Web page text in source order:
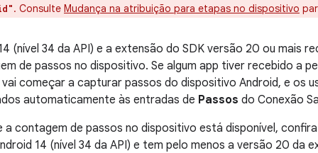
. Consulte Mudança na atribuição para etapas no dispositivo
(nível 34 da API) e a extensão do SDK versão 20 ou mais
de passos no dispositivo. Se algum app tiver recebido a
vai começar a capturar passos do dispositivo Android, e os
automaticamente às entradas de Passos do Conexão
a contagem de passos no dispositivo está disponível,
14 (nível 34 da API) e tem pelo menos a versão 20 da